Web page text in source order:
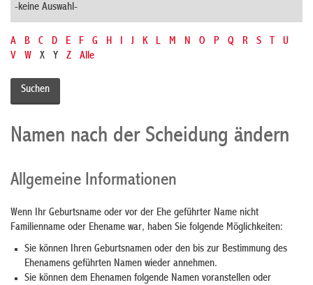
A B C D E F G H I J K L M N O P Q R S T
U
V
W X Y Z Alle
Namen nach der Scheidung ändern
Allgemeine Informationen
Wenn Ihr Geburtsname oder vor der Ehe geführter Name nicht
Familienname oder Ehename war, haben Sie folgende Möglichkeiten:
Sie können Ihren Geburtsnamen oder den bis zur Bestimmung des
Ehenamens geführten Namen wieder annehmen.
Sie können dem Ehenamen folgende Namen voranstellen oder